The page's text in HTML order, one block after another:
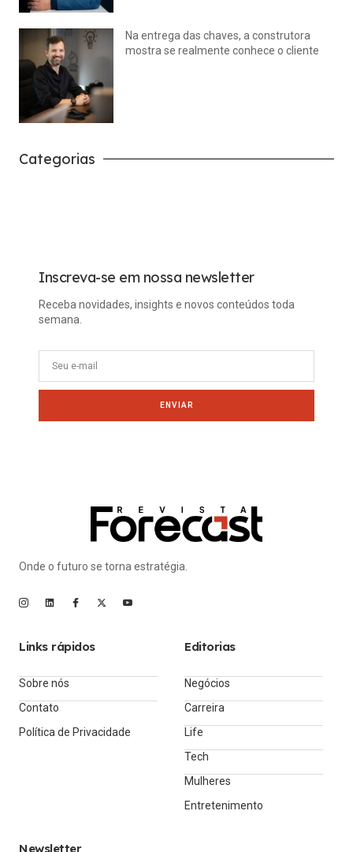
Na entrega das chaves, a construtora
mostra se realmente conhece o cliente
Categorias
Inscreva-se em nossa newsletter
Receba novidades, insights e novos conteúdos toda
semana.
ENVIAR
Onde o futuro se torna estratégia.
Links rápidos
Sobre nós
Contato
Política de Privacidade
Editorias
Negócios
Carreira
Life
Tech
Mulheres
Entretenimento
Newsletter